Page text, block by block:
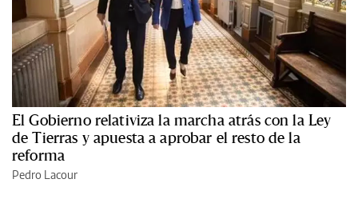
El Gobierno relativiza la marcha atrás con la Ley
de Tierras y apuesta a aprobar el resto de la
reforma
Pedro Lacour